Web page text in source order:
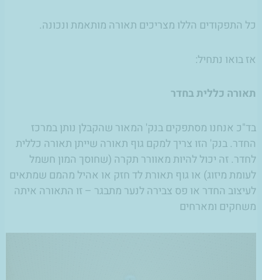
כל התפקודים הללו מצריכים תאורה מותאמת ונכונה.
אז בואו נתחיל:
תאורה כללית בחדר
בד"כ אנחנו מסתפקים בנק' המאור שהקבלן נותן במרכז
החדר. בנק' הזו צריך למקם גוף תאורה שייתן תאורה כללית
לחדר. זה יכול להיות מאוורר תקרה (שחוסך המון חשמל
לעומת מיזוג) או גוף תאורת לד חזק או אהיל מהמם שמתאים
לעיצוב החדר או פס צבירה לנער מתבגר – זו התאורה איתה
משחקים ומארחים